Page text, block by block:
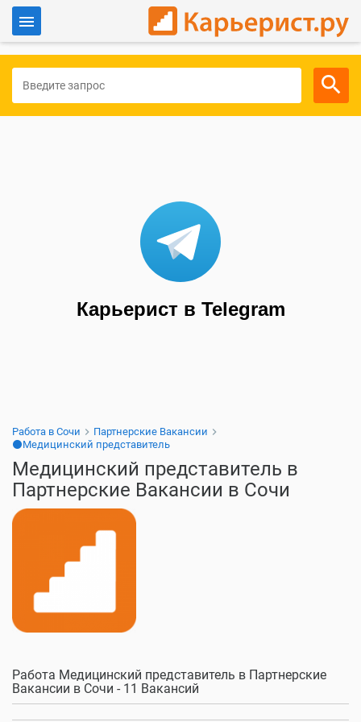
Для работодателей
Карьерист в Telegram
Работа в Сочи
Партнерские Вакансии
⚫Медицинский представитель
Медицинский представитель в
Партнерские Вакансии в Сочи
Работа Медицинский представитель в Партнерские
Вакансии в Сочи - 11 Вакансий